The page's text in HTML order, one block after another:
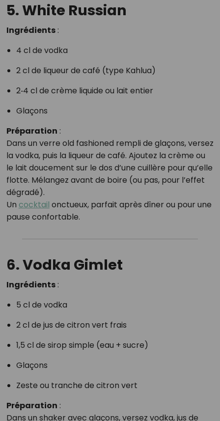
5. White Russian
Ingrédients:
4 cl de vodka
2 cl de liqueur de café (type Kahlua)
2‑4 cl de crème liquide ou lait entier
Glaçons
Préparation :
Dans un verre old fashioned rempli de glaçons, versez
la vodka, puis la liqueur de café. Ajoutez la crème ou
le lait doucement sur le dos d’une cuillère pour qu’elle
flotte. Mélangez avant de boire (ou pas, pour l’effet
dégradé).
Un cocktail onctueux, parfait après dîner ou pour une
pause confortable.
6. Vodka Gimlet
Ingrédients:
5 cl de vodka
2 cl de jus de citron vert frais
1,5 cl de sirop simple (eau + sucre)
Glaçons
Zeste ou tranche de citron vert
Préparation :
Dans un shaker avec glaçons, versez vodka, jus de